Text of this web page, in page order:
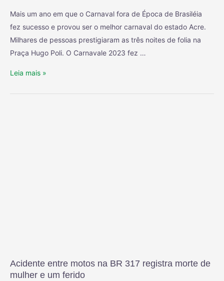
Mais um ano em que o Carnaval fora de Época de Brasiléia
fez sucesso e provou ser o melhor carnaval do estado Acre.
Milhares de pessoas prestigiaram as três noites de folia na
Praça Hugo Poli. O Carnavale 2023 fez …
Leia mais »
Acidente entre motos na BR 317 registra morte de
mulher e um ferido